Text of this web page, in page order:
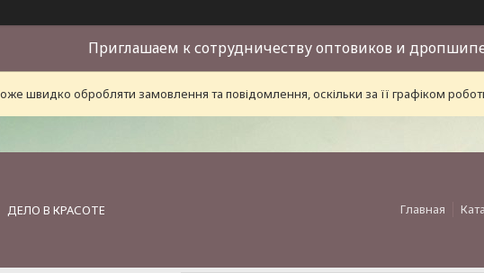
Приглашаем к сотрудничеству оптовиков и
швидко обробляти замовлення та повідомлення, оскільки за її графіком
ДЕЛО В КРАСОТЕ Главная